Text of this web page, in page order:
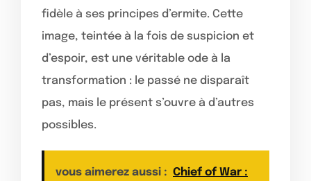
fidèle à ses principes d’ermite. Cette
image, teintée à la fois de suspicion et
d’espoir, est une véritable ode à la
transformation : le passé ne disparaît
pas, mais le présent s’ouvre à d’autres
possibles.
vous aimerez aussi : Chief of War :